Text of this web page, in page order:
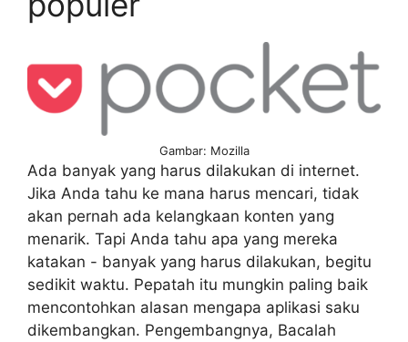
Gambar: Mozilla
Ada banyak yang harus dilakukan di internet.
Jika Anda tahu ke mana harus mencari, tidak
akan pernah ada kelangkaan konten yang
menarik. Tapi Anda tahu apa yang mereka
katakan - banyak yang harus dilakukan, begitu
sedikit waktu. Pepatah itu mungkin paling baik
mencontohkan alasan mengapa aplikasi saku
dikembangkan. Pengembangnya, Bacalah